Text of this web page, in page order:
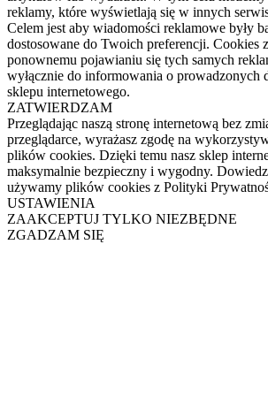
reklamy, które wyświetlają się w innych
Celem jest aby wiadomości reklamowe były
dostosowane do Twoich preferencji. Cookies
ponownemu pojawianiu się tych samych
wyłącznie do informowania o prowadzonych
sklepu internetowego.
ZATWIERDZAM
Przeglądając naszą stronę internetową bez
przeglądarce, wyrażasz zgodę na
plików cookies. Dzięki temu nasz sklep
maksymalnie bezpieczny i wygodny.
używamy plików cookies z Polityki
USTAWIENIA
ZAAKCEPTUJ TYLKO NIEZBĘDNE
ZGADZAM SIĘ